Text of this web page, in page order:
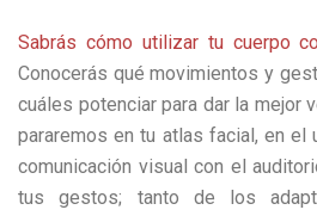
Sabrás cómo utilizar tu cuerpo
Conocerás qué movimientos y
cuáles potenciar para dar la mejor
pararemos en tu atlas facial, en el
comunicación visual con el
tus gestos; tanto de los